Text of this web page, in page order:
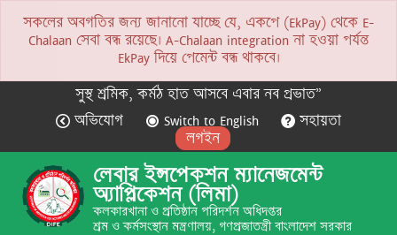
NOTICE
সকলের অবগতির জন্য জানানো যাচ্ছে যে, একপে (EkPay) থেকে E-
Chalaan সেবা বন্ধ রয়েছে। A-Chalaan integration না হওয়া পর্যন্ত
EkPay দিয়ে পেমেন্ট বন্ধ থাকবে।
সুস্থ শ্রমিক, কর্মঠ হাত আসবে এবার নব প্রভাত”
অভিযোগ
Switch to English
সহায়তা
লগইন
লেবার ইন্সপেকশন ম্যানেজমেন্ট
অ্যাপ্লিকেশন (লিমা)
কলকারখানা ও প্রতিষ্ঠান পরিদর্শন অধিদপ্তর
শ্রম ও কর্মসংস্থান মন্ত্রণালয়, গণপ্রজাতন্ত্রী বাংলাদেশ সরকার